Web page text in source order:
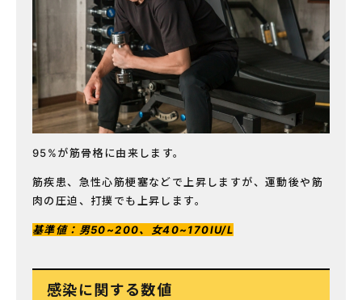
95%が筋骨格に由来します。
筋疾患、急性心筋梗塞などで上昇しますが、運動後や筋
肉の圧迫、打撲でも上昇します。
基準値：男50~200、女40~170IU/L
感染に関する数値